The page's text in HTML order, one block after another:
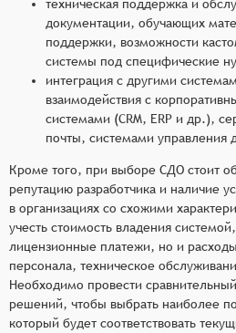
техническая поддержка и
документации, обучающих
поддержки, возможности
системы под специфические
интеграция с другими
взаимодействия с
системами (CRM, ERP и др.),
почты, системами управления
Кроме того, при выборе СДО стоит
репутацию разработчика и наличие
в организациях со схожими
учесть стоимость владения
лицензионные платежи, но и
персонала, техническое
Необходимо провести
решений, чтобы выбрать наиболее
который будет соответствовать